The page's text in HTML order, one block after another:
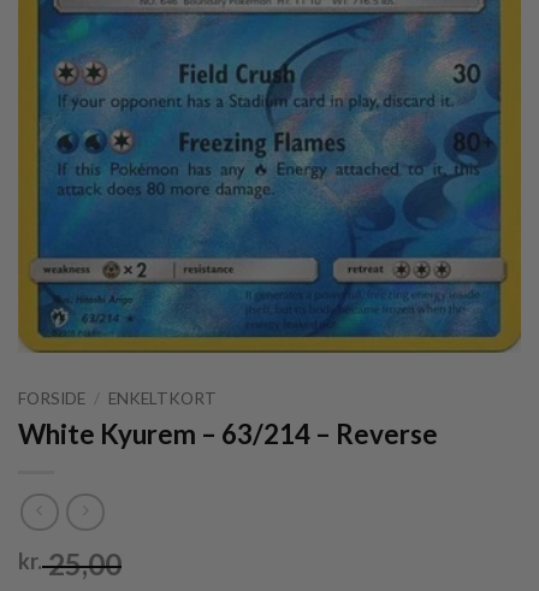
FORSIDE / ENKELTKORT
White Kyurem – 63/214 – Reverse
kr.25,00